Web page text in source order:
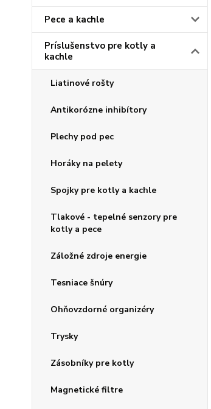
Pece a kachle
Príslušenstvo pre kotly a
kachle
Liatinové rošty
Antikorózne inhibítory
Plechy pod pec
Horáky na pelety
Spojky pre kotly a kachle
Tlakové - tepelné senzory pre
kotly a pece
Záložné zdroje energie
Tesniace šnúry
Ohňovzdorné organizéry
Trysky
Zásobníky pre kotly
Magnetické filtre